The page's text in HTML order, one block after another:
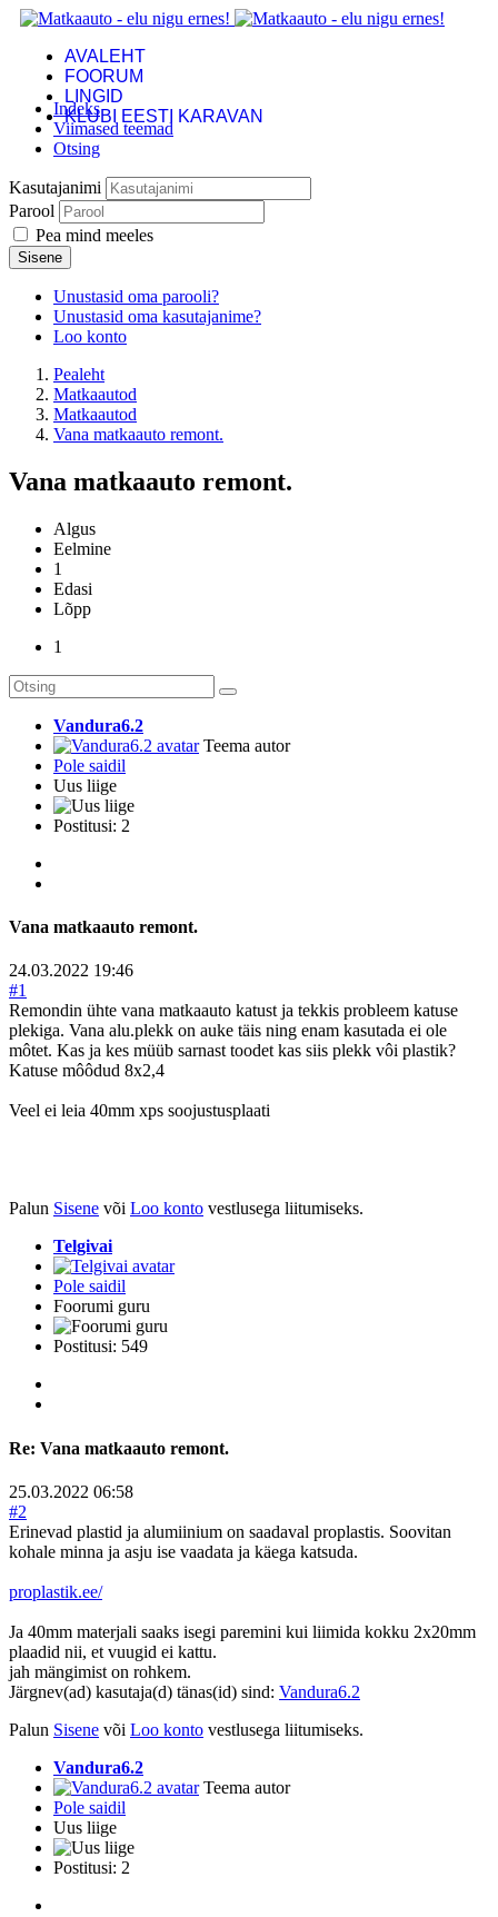
AVALEHT
FOORUM
LINGID
KLUBI EESTI KARAVAN
Indeks
Viimased teemad
Otsing
Kasutajanimi
Parool
Pea mind meeles
Sisene
Unustasid oma parooli?
Unustasid oma kasutajanime?
Loo konto
Pealeht
Matkaautod
Matkaautod
Vana matkaauto remont.
Vana matkaauto remont.
Algus
Eelmine
1
Edasi
Lõpp
1
Vandura6.2
Teema autor
Pole saidil
Uus liige
Postitusi: 2
Vana matkaauto remont.
24.03.2022 19:46
#1
Remondin ühte vana matkaauto katust ja tekkis probleem katuse
plekiga. Vana alu.plekk on auke täis ning enam kasutada ei ole
môtet. Kas ja kes müüb sarnast toodet kas siis plekk vôi plastik?
Katuse môôdud 8x2,4
Veel ei leia 40mm xps soojustusplaati
Palun Sisene või Loo konto vestlusega liitumiseks.
Telgivai
Pole saidil
Foorumi guru
Postitusi: 549
Re: Vana matkaauto remont.
25.03.2022 06:58
#2
Erinevad plastid ja alumiinium on saadaval proplastis. Soovitan
kohale minna ja asju ise vaadata ja käega katsuda.
proplastik.ee/
Ja 40mm materjali saaks isegi paremini kui liimida kokku 2x20mm
plaadid nii, et vuugid ei kattu.
​​​jah mängimist on rohkem.
Järgnev(ad) kasutaja(d) tänas(id) sind: Vandura6.2
Palun Sisene või Loo konto vestlusega liitumiseks.
Vandura6.2
Teema autor
Pole saidil
Uus liige
Postitusi: 2